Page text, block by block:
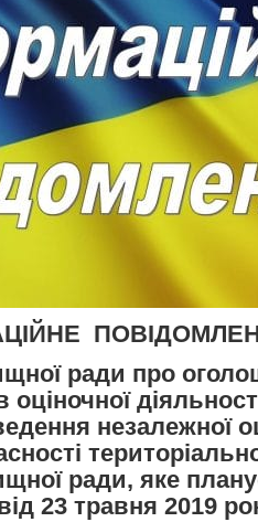
ради про
оціночної
незалежної
ради, яке
23 травня 2019